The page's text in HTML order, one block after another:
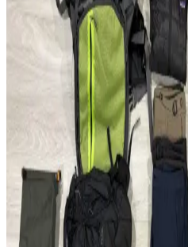
fonksiyonellik dengesi üzerine
Fjällräven Kånken 16L ile
Seyahatinde Hafif ve
Fjällräven Kånken 16L sırt
hafif ve düzenli paketleme
seyahat deneyimleri
22.5L ve Kişisel Eşya ile
Çantası Tercihi: Hava Yolu
Seyahatlerde 22.5L sırt çantası ve
28-30L sırt çantası arasındaki
taşıma konforu açısından